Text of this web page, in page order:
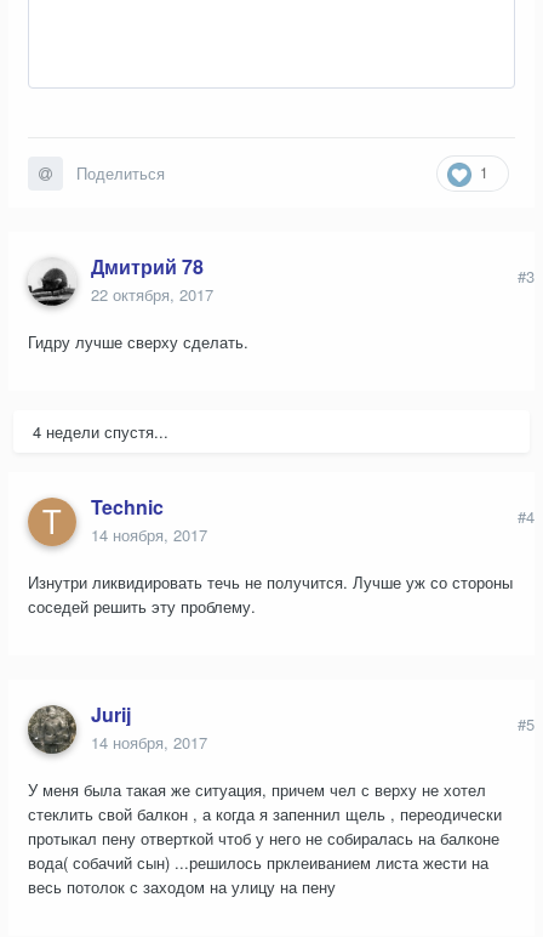
1
Поделиться
Дмитрий 78
22 октября, 2017
#3
Гидру лучше сверху сделать.
4 недели спустя...
Technic
14 ноября, 2017
#4
Изнутри ликвидировать течь не получится. Лучше уж со стороны
соседей решить эту проблему.
Jurij
14 ноября, 2017
#5
У меня была такая же ситуация, причем чел с верху не хотел
стеклить свой балкон , а когда я запеннил щель , переодически
протыкал пену отверткой чтоб у него не собиралась на балконе
вода( собачий сын) ...решилось прклеиванием листа жести на
весь потолок с заходом на улицу на пену